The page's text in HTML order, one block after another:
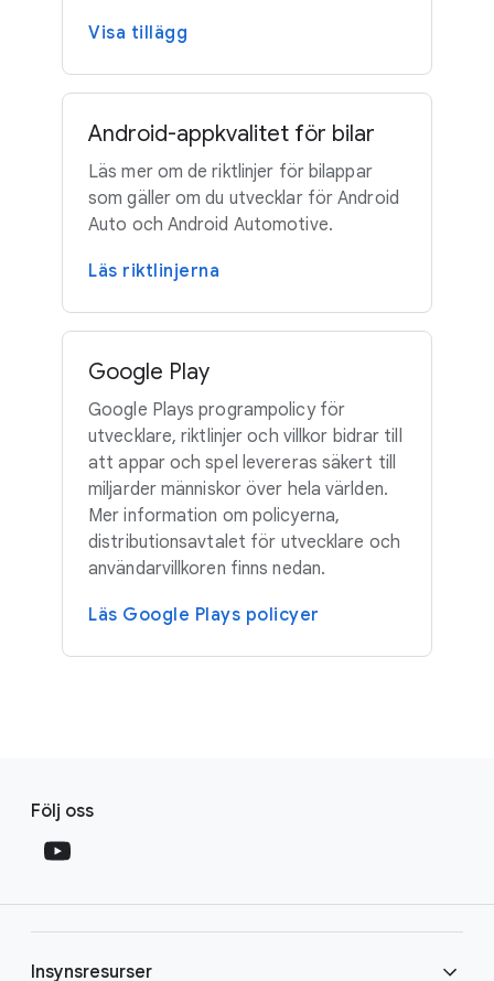
Visa tillägg
Android-appkvalitet för bilar
Läs mer om de riktlinjer för bilappar
som gäller om du utvecklar för Android
Auto och Android Automotive.
Läs riktlinjerna
Google Play
Google Plays programpolicy för
utvecklare, riktlinjer och villkor bidrar till
att appar och spel levereras säkert till
miljarder människor över hela världen.
Mer information om policyerna,
distributionsavtalet för utvecklare och
användarvillkoren finns nedan.
Läs Google Plays policyer
S
a
l
Följ oss
Insynsresurser